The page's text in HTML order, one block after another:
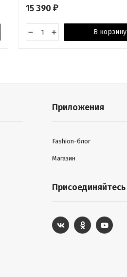
15 390 ₽
В корзину
Приложения
Fashion-блог
Магазин
Присоединяйтесь